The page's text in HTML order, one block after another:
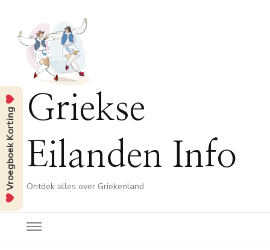
Griekse
Eilanden Info
Ontdek alles over Griekenland
Vroegboek Korting